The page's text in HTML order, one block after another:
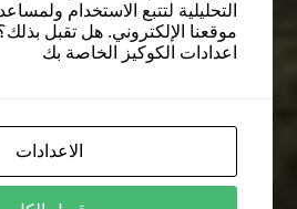
التحليلية لتتبع الاستخدام
موقعنا الإلكتروني. هل تقبل
اعدادات الكوكيز الخاصة بك
الاعدادات